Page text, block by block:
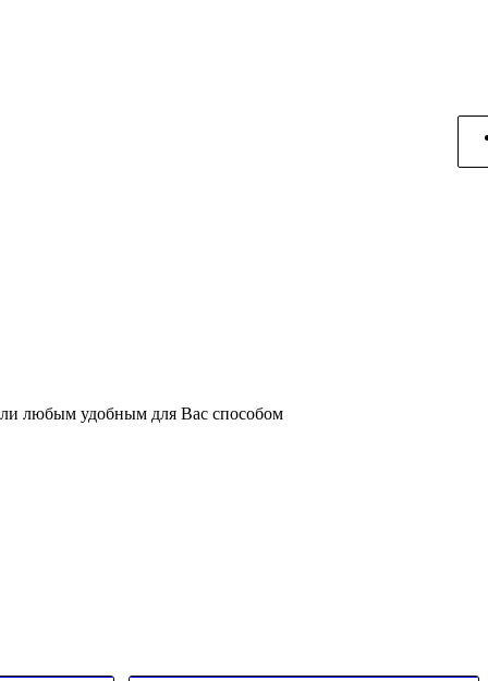
любым удобным для Вас способом